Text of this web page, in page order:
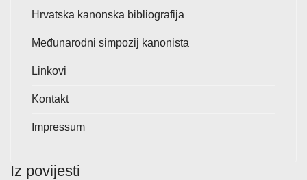
Hrvatska kanonska bibliografija
Međunarodni simpozij kanonista
Linkovi
Kontakt
Impressum
Iz povijesti